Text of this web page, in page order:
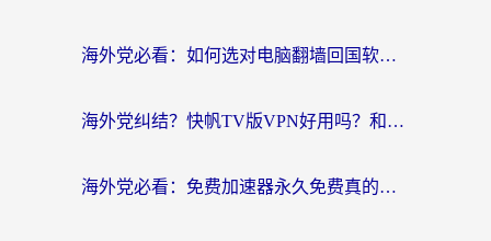
海外党必看：如何选对电脑翻墙回国软件，轻松解锁国内资源？
海外党纠结？快帆TV版VPN好用吗？和扇贝手游VPN对比哪个回国效果更好？
海外党必看：免费加速器永久免费真的存在吗？教你选对回国加速器无缝刷国内资源